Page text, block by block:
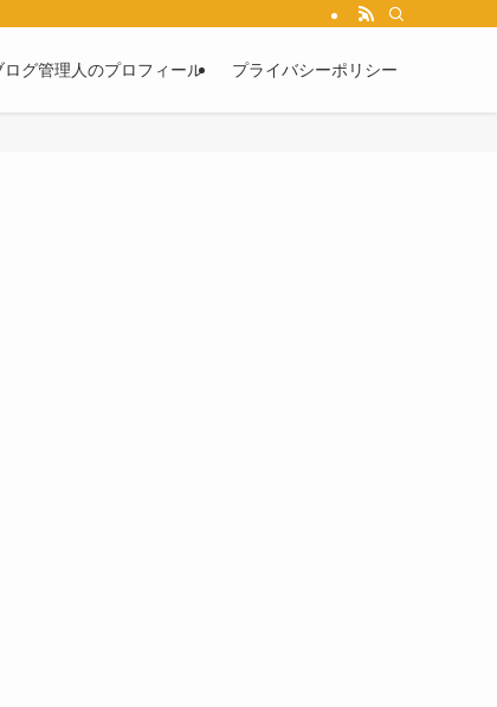
ログ管理人のプロフィール プライバシーポリシー